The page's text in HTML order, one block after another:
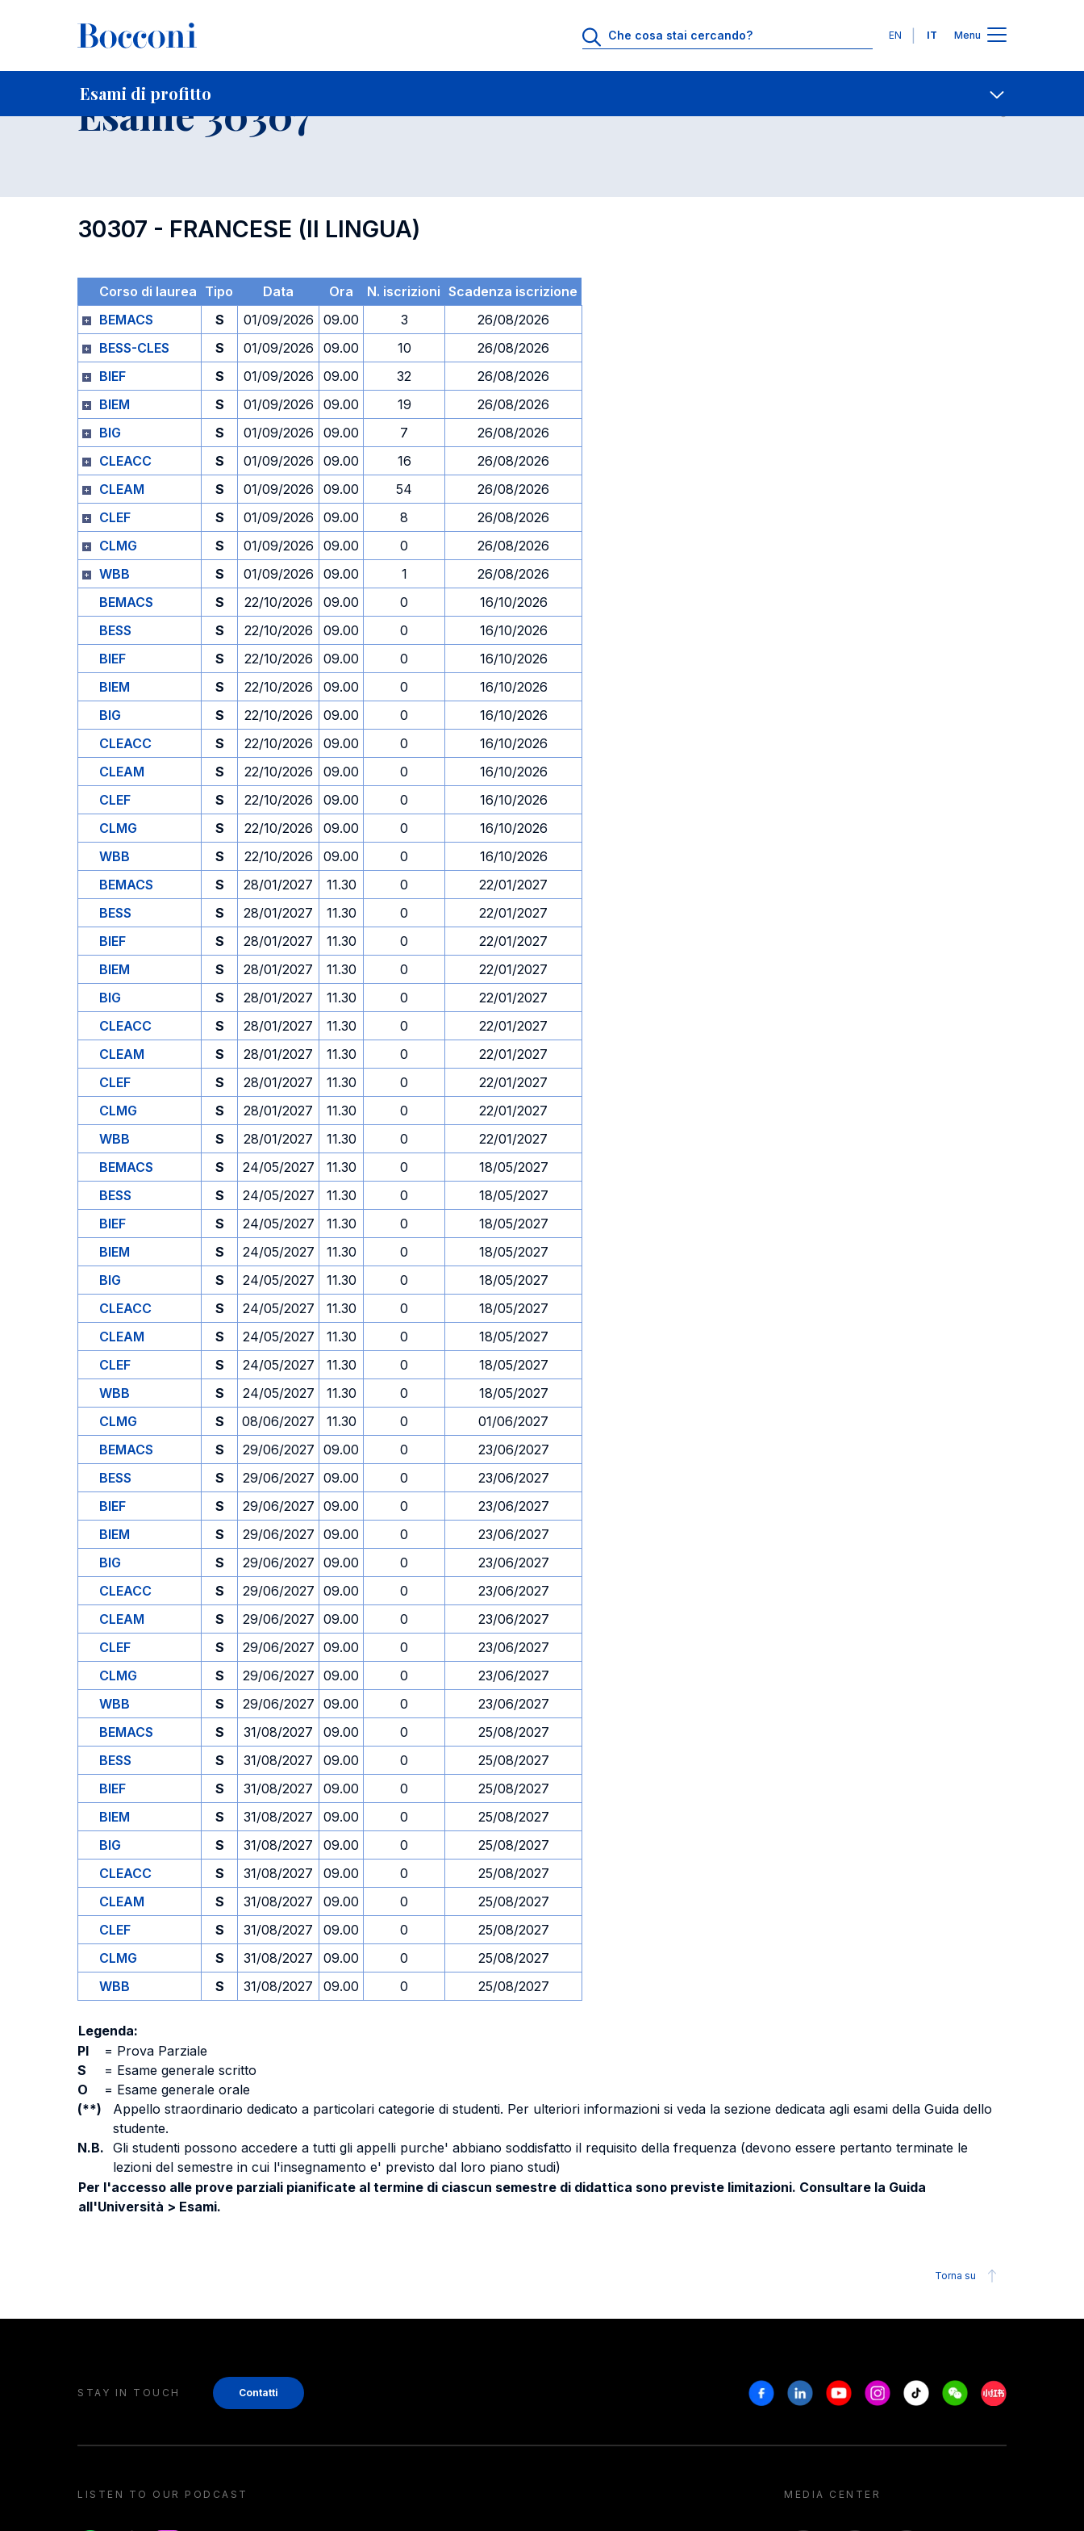
Lingue
EN IT Menu
Esami di profitto
Home Per studenti iscritti Contatti
Esame 30307
30307 - FRANCESE (II LINGUA)
Corso di laurea Tipo Data Ora N. iscrizioni Scadenza iscrizione
BEMACS
S 01/09/2026 09.00 3
26/08/2026
BESS-CLES
S 01/09/2026 09.00 10
26/08/2026
BIEF
S 01/09/2026 09.00 32
26/08/2026
BIEM
S 01/09/2026 09.00 19
26/08/2026
BIG
S 01/09/2026 09.00 7
26/08/2026
CLEACC
S 01/09/2026 09.00 16
26/08/2026
CLEAM
S 01/09/2026 09.00 54
26/08/2026
CLEF
S 01/09/2026 09.00 8
26/08/2026
CLMG
S 01/09/2026 09.00 0
26/08/2026
WBB
S 01/09/2026 09.00 1
26/08/2026
BEMACS
S 22/10/2026 09.00 0
16/10/2026
BESS
S 22/10/2026 09.00 0
16/10/2026
BIEF
S 22/10/2026 09.00 0
16/10/2026
BIEM
S 22/10/2026 09.00 0
16/10/2026
BIG
S 22/10/2026 09.00 0
16/10/2026
CLEACC
S 22/10/2026 09.00 0
16/10/2026
CLEAM
S 22/10/2026 09.00 0
16/10/2026
CLEF
S 22/10/2026 09.00 0
16/10/2026
CLMG
S 22/10/2026 09.00 0
16/10/2026
WBB
S 22/10/2026 09.00 0
16/10/2026
BEMACS
S 28/01/2027 11.30 0
22/01/2027
BESS
S 28/01/2027 11.30 0
22/01/2027
BIEF
S 28/01/2027 11.30 0
22/01/2027
BIEM
S 28/01/2027 11.30 0
22/01/2027
BIG
S 28/01/2027 11.30 0
22/01/2027
CLEACC
S 28/01/2027 11.30 0
22/01/2027
CLEAM
S 28/01/2027 11.30 0
22/01/2027
CLEF
S 28/01/2027 11.30 0
22/01/2027
CLMG
S 28/01/2027 11.30 0
22/01/2027
WBB
S 28/01/2027 11.30 0
22/01/2027
BEMACS
S 24/05/2027 11.30 0
18/05/2027
BESS
S 24/05/2027 11.30 0
18/05/2027
BIEF
S 24/05/2027 11.30 0
18/05/2027
BIEM
S 24/05/2027 11.30 0
18/05/2027
BIG
S 24/05/2027 11.30 0
18/05/2027
CLEACC
S 24/05/2027 11.30 0
18/05/2027
CLEAM
S 24/05/2027 11.30 0
18/05/2027
CLEF
S 24/05/2027 11.30 0
18/05/2027
WBB
S 24/05/2027 11.30 0
18/05/2027
CLMG
S 08/06/2027 11.30 0
01/06/2027
BEMACS
S 29/06/2027 09.00 0
23/06/2027
BESS
S 29/06/2027 09.00 0
23/06/2027
BIEF
S 29/06/2027 09.00 0
23/06/2027
BIEM
S 29/06/2027 09.00 0
23/06/2027
BIG
S 29/06/2027 09.00 0
23/06/2027
CLEACC
S 29/06/2027 09.00 0
23/06/2027
CLEAM
S 29/06/2027 09.00 0
23/06/2027
CLEF
S 29/06/2027 09.00 0
23/06/2027
CLMG
S 29/06/2027 09.00 0
23/06/2027
WBB
S 29/06/2027 09.00 0
23/06/2027
BEMACS
S 31/08/2027 09.00 0
25/08/2027
BESS
S 31/08/2027 09.00 0
25/08/2027
BIEF
S 31/08/2027 09.00 0
25/08/2027
BIEM
S 31/08/2027 09.00 0
25/08/2027
BIG
S 31/08/2027 09.00 0
25/08/2027
CLEACC
S 31/08/2027 09.00 0
25/08/2027
CLEAM
S 31/08/2027 09.00 0
25/08/2027
CLEF
S 31/08/2027 09.00 0
25/08/2027
CLMG
S 31/08/2027 09.00 0
25/08/2027
WBB
S 31/08/2027 09.00 0 25/08/2027
Legenda:
PI
= Prova Parziale
S
= Esame generale scritto
O
= Esame generale orale
(**)
Appello straordinario dedicato a particolari categorie di studenti. Per ulteriori informazioni si veda la sezione dedicata agli esami della Guida dello
studente.
N.B. Gli studenti possono accedere a tutti gli appelli purche' abbiano soddisfatto il requisito della frequenza (devono essere pertanto terminate le
lezioni del semestre in cui l'insegnamento e' previsto dal loro piano studi)
Per l'accesso alle prove parziali pianificate al termine di ciascun semestre di didattica sono previste limitazioni. Consultare la Guida
all'Università > Esami.
Torna su
STAY IN TOUCH Contatti FacebookLinkedinYoutubeInstagram
Tiktok WeechatXiaohongshu/
LISTEN TO OUR PODCAST MEDIA CENTER